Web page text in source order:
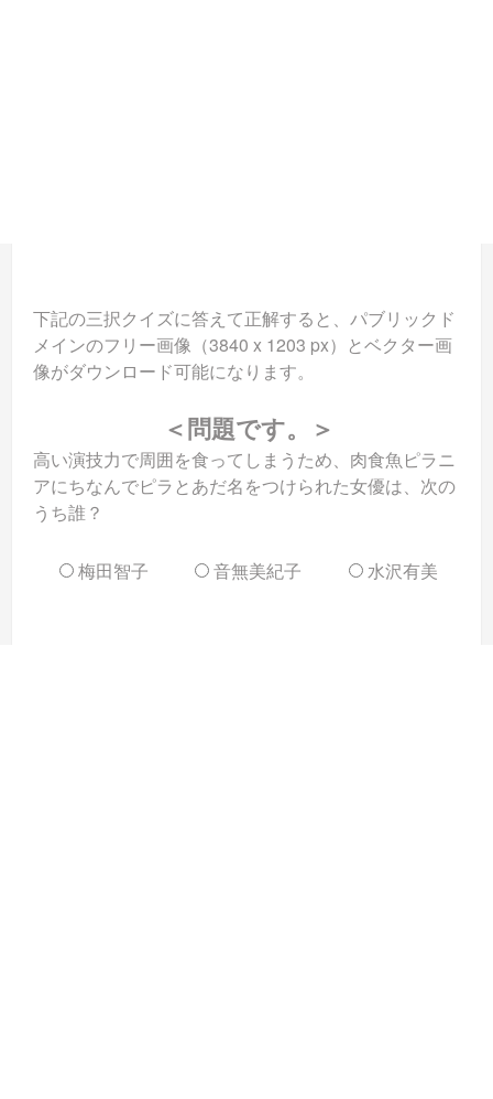
下記の三択クイズに答えて正解すると、パブリックド
メインのフリー画像（3840 x 1203 px）とベクター画
像がダウンロード可能になります。
＜問題です。＞
高い演技力で周囲を食ってしまうため、肉食魚ピラニ
アにちなんでピラとあだ名をつけられた女優は、次の
うち誰？
梅田智子 音無美紀子 水沢有美